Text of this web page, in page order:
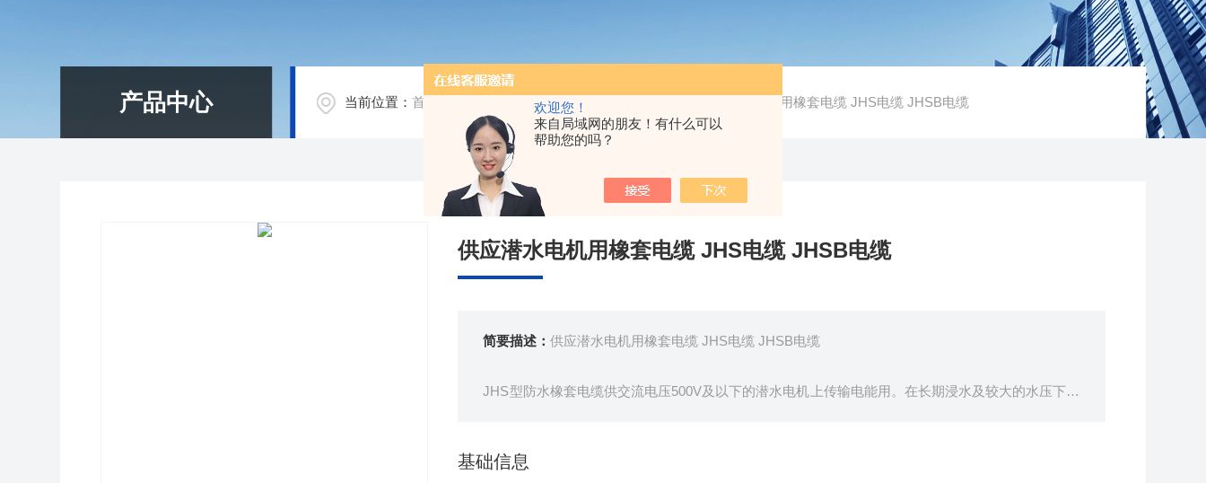
欢迎您！
来自局域网的朋友！有什么可以
帮助您的吗？
产品中心 当前位置：首页 / /防水橡套电缆 / 生产基地供应潜水电机用橡套电缆 JHS电缆 JHSB电缆
供应潜水电机用橡套电缆 JHS电缆 JHSB电缆
简要描述：供应潜水电机用橡套电缆 JHS电缆 JHSB电缆
JHS型防水橡套电缆供交流电压500V及以下的潜水电机上传输电能用。在长期浸水及较大的水压下，
基础信息